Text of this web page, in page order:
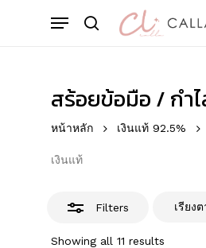
search
Menu
Cart
สร้อยข้อมือ / กำ
หน้าหลัก เงินแท้ 92.5%
เงินแท้
Filters
Showing all 11 results
เรียง